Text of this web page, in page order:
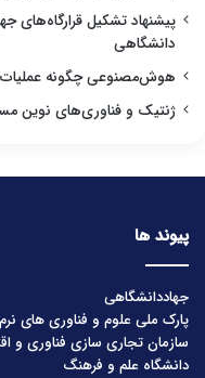
پیشنهاد تشکیل قرارگاه‌های
دانشگاهی
هوش‌مصنوعی چگونه عملیات
ژنتیک و فناوری‌های نوین
پیوند ها
جهاددانشگاهی
پارک ملی علوم و فناوری های
سازمان تجاری سازی فناوری و
دانشگاه علم و فرهنگ